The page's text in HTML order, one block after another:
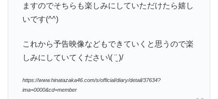
ますのでそちらも楽しみにしていただけたら嬉し
いです(^^)
これから予告映像などもできていくと思うので楽
しみにしていてください\( ¨̮ )/
https://www.hinatazaka46.com/s/official/diary/detail/37634?
ima=0000&cd=member